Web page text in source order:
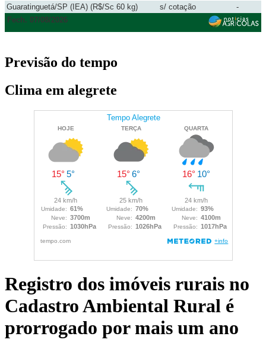
Guaratinguetá/SP (IEA) (R$/Sc 60 kg)
s/ cotação
-
Fech. 07/08/2026
Previsão do tempo
Clima em alegrete
Registro dos imóveis rurais no
Cadastro Ambiental Rural é
prorrogado por mais um ano